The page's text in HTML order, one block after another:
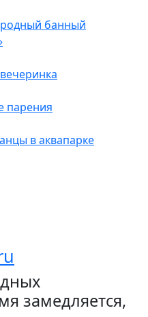
банный
парения
в аквапарке
замедляется,